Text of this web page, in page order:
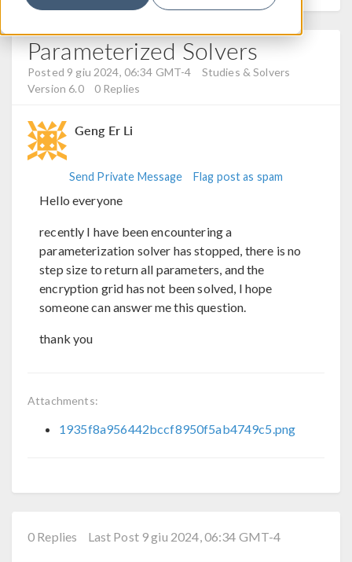
Parameterized Solvers
Posted 9 giu 2024, 06:34 GMT-4
Studies & Solvers
Version 6.0
0 Replies
Geng Er Li
Send Private Message Flag post as spam
Hello everyone
recently I have been encountering a
parameterization solver has stopped, there is no
step size to return all parameters, and the
encryption grid has not been solved, I hope
someone can answer me this question.
thank you
Attachments:
1935f8a956442bccf8950f5ab4749c5.png
0 Replies Last Post 9 giu 2024, 06:34 GMT-4